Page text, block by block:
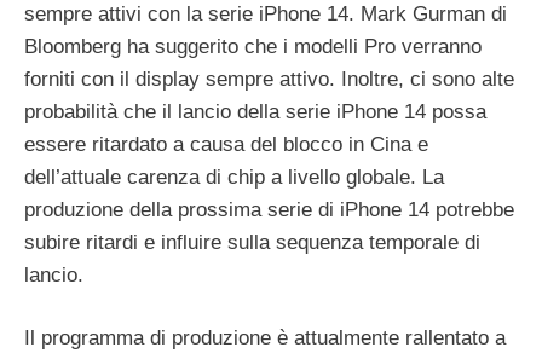
sempre attivi con la serie iPhone 14. Mark Gurman di
Bloomberg ha suggerito che i modelli Pro verranno
forniti con il display sempre attivo. Inoltre, ci sono alte
probabilità che il lancio della serie iPhone 14 possa
essere ritardato a causa del blocco in Cina e
dell’attuale carenza di chip a livello globale. La
produzione della prossima serie di iPhone 14 potrebbe
subire ritardi e influire sulla sequenza temporale di
lancio.
Il programma di produzione è attualmente rallentato a